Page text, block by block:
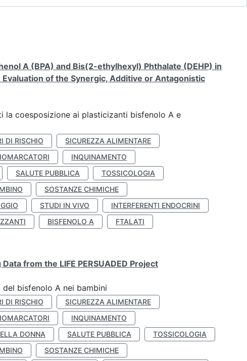
A (BPA) and Bis(2-ethylhexyl) Phthalate (DEHP) in
of the Synergic, Additive or Antagonistic
la coesposizione ai plasticizanti bisfenolo A e
DI RISCHIO
SICUREZZA ALIMENTARE
INQUINAMENTO
SALUTE PUBBLICA
TOSSICOLOGIA
SOSTANZE CHIMICHE
STUDI IN VIVO
INTERFERENTI ENDOCRINI
BISFENOLO A
FTALATI
from the LIFE PERSUADED Project
del bisfenolo A nei bambini
DI RISCHIO
SICUREZZA ALIMENTARE
INQUINAMENTO
DONNA SALUTE PUBBLICA
TOSSICOLOGIA
SOSTANZE CHIMICHE